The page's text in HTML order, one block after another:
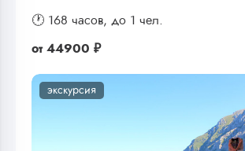
🕐 168 часов, до 1 чел.
от 44900 ₽
экскурсия